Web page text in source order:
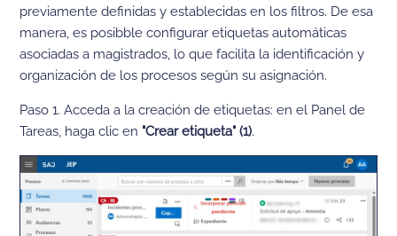
previamente definidas y establecidas en los filtros. De esa
manera, es posibble configurar etiquetas automáticas
asociadas a magistrados, lo que facilita la identificación y
organización de los procesos según su asignación.
Paso 1. Acceda a la creación de etiquetas: en el Panel de
Tareas, haga clic en "Crear etiqueta" (1).